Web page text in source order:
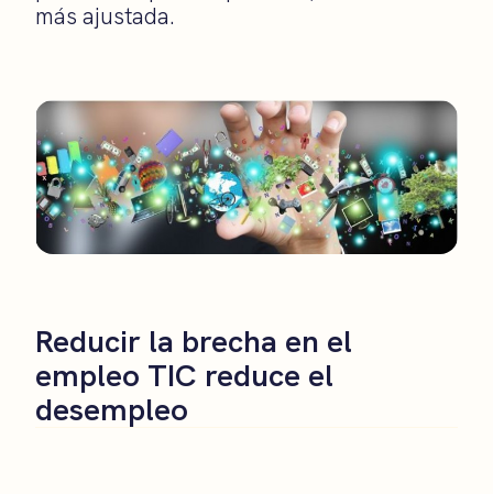
más ajustada.
Reducir la brecha en el
empleo TIC reduce el
desempleo